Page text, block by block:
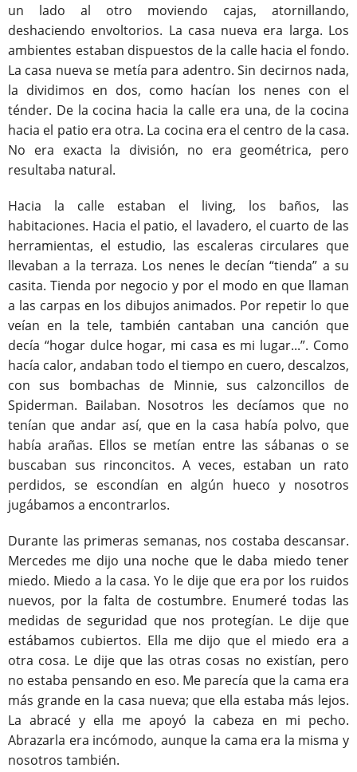
un lado al otro moviendo cajas, atornillando,
deshaciendo envoltorios. La casa nueva era larga. Los
ambientes estaban dispuestos de la calle hacia el fondo.
La casa nueva se metía para adentro. Sin decirnos nada,
la dividimos en dos, como hacían los nenes con el
ténder. De la cocina hacia la calle era una, de la cocina
hacia el patio era otra. La cocina era el centro de la casa.
No era exacta la división, no era geométrica, pero
resultaba natural.
Hacia la calle estaban el living, los baños, las
habitaciones. Hacia el patio, el lavadero, el cuarto de las
herramientas, el estudio, las escaleras circulares que
llevaban a la terraza. Los nenes le decían “tienda” a su
casita. Tienda por negocio y por el modo en que llaman
a las carpas en los dibujos animados. Por repetir lo que
veían en la tele, también cantaban una canción que
decía “hogar dulce hogar, mi casa es mi lugar...”. Como
hacía calor, andaban todo el tiempo en cuero, descalzos,
con sus bombachas de Minnie, sus calzoncillos de
Spiderman. Bailaban. Nosotros les decíamos que no
tenían que andar así, que en la casa había polvo, que
había arañas. Ellos se metían entre las sábanas o se
buscaban sus rinconcitos. A veces, estaban un rato
perdidos, se escondían en algún hueco y nosotros
jugábamos a encontrarlos.
Durante las primeras semanas, nos costaba descansar.
Mercedes me dijo una noche que le daba miedo tener
miedo. Miedo a la casa. Yo le dije que era por los ruidos
nuevos, por la falta de costumbre. Enumeré todas las
medidas de seguridad que nos protegían. Le dije que
estábamos cubiertos. Ella me dijo que el miedo era a
otra cosa. Le dije que las otras cosas no existían, pero
no estaba pensando en eso. Me parecía que la cama era
más grande en la casa nueva; que ella estaba más lejos.
La abracé y ella me apoyó la cabeza en mi pecho.
Abrazarla era incómodo, aunque la cama era la misma y
nosotros también.